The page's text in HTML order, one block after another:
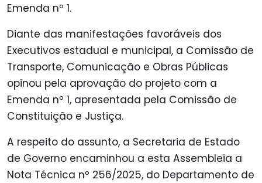
Emenda nº 1.
Diante das manifestações favoráveis dos
Executivos estadual e municipal, a Comissão de
Transporte, Comunicação e Obras Públicas
opinou pela aprovação do projeto com a
Emenda nº 1, apresentada pela Comissão de
Constituição e Justiça.
A respeito do assunto, a Secretaria de Estado
de Governo encaminhou a esta Assembleia a
Nota Técnica nº 256/2025, do Departamento de